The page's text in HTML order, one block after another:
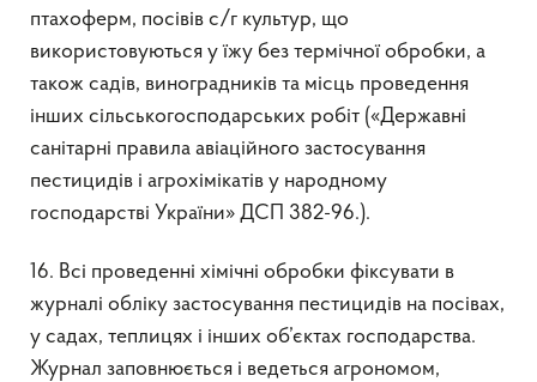
птахоферм, посівів с/г культур, що
використовуються у їжу без термічної обробки, а
також садів, виноградників та місць проведення
інших сільськогосподарських робіт («Державні
санітарні правила авіаційного застосування
пестицидів і агрохімікатів у народному
господарстві України» ДСП 382-96.).
16. Всі проведенні хімічні обробки фіксувати в
журналі обліку застосування пестицидів на посівах,
у садах, теплицях і інших об’єктах господарства.
Журнал заповнюється і ведеться агрономом,